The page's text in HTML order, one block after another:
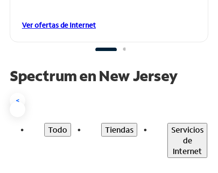
Ver ofertas de Internet
Spectrum en New Jersey
<
Todo Tiendas
Servicios
de
Internet